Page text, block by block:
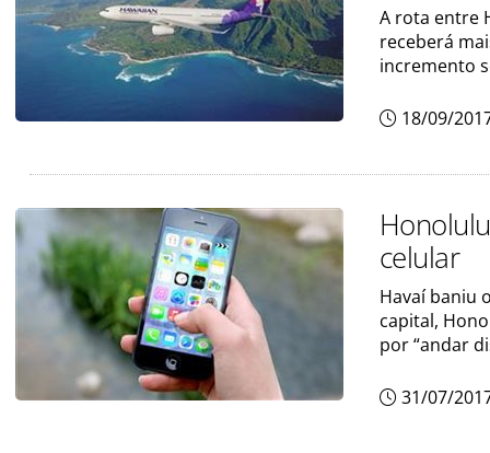
A rota entre
receberá
incremento
18/09/
celular
Havaí baniu
capital,
por “andar
31/07/